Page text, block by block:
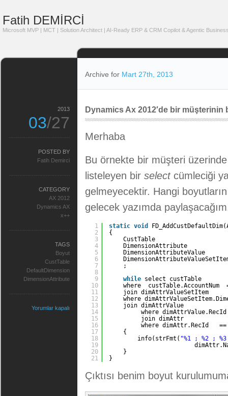
Fatih DEMİRCİ
Microsoft MVP | MCT | Solution Architect | AI-Ready ERP & CRM Copilot & Agentic
Archive for Mart 27th, 2013
Dynamics Ax 2012′de bir müşterinin
Merhaba
Bu örnekte bir müşteri
listeleyen bir select cümleciği
gelmeyecektir. Hangi
gelecek yazımda
1
2
3
4
5
6
7
8
9
10
11
12
13
14
15
16
17
18
19
20
21
static void
{
CustTable
DimensionAttribute
DimensionAttributeValue
;
while select custTable
where  custTable.AccountNum
join dimAttrValueSetItem
where
join dimAttrValue
where
join dimAttr
where dimAttr.RecId
{
info(strFmt( "%1 ; %2 ;
}
}
Çıktısı benim boyut
2013
03/27
POSTED BY
Fatih Demirci
CATEGORY
AX 2012
Dynamics AX
x++
TAGS
Boyut
CustTable
DefaultDimension
DimensionAttribute
Yorumlar kapalı